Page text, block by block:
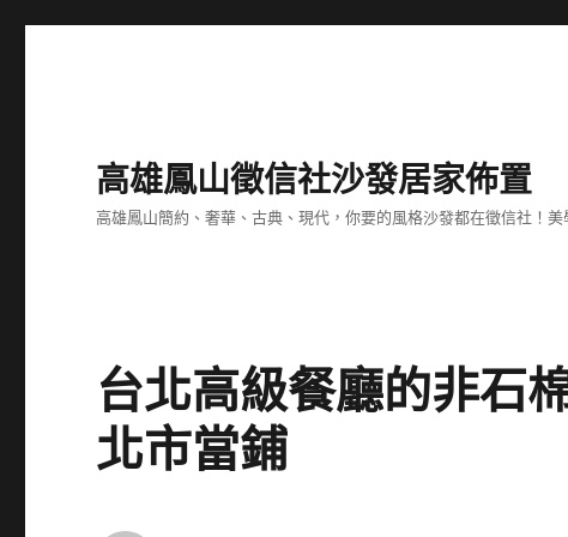
高雄鳳山徵信社沙發居家佈置
高雄鳳山簡約、奢華、古典、現代，你要的風格沙發都在徵信社！
台北高級餐廳的非石
北市當鋪